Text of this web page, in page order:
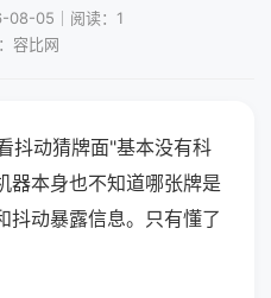
08-05｜阅读：1
容比网
抖动猜牌面"基本没有科
器本身也不知道哪张牌是
抖动暴露信息。只有懂了